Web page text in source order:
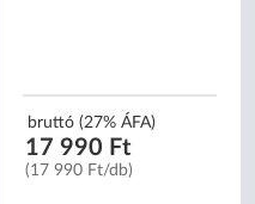
bruttó (27% ÁFA)
17 990 Ft
(17 990 Ft/db)